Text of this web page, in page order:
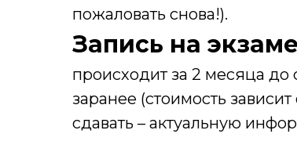
пожаловать снова!).
Запись на
происходит за 2 месяца до
заранее (стоимость
сдавать – актуальную